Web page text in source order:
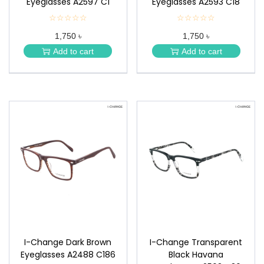
☆☆☆☆☆
★
★
★
★
1,750 ৳
Add to cart
☆☆☆☆☆
★
★
★
★
1,750 ৳
Add to cart
I-Change Dark Brown
Eyeglasses A2488 C186
I-Change Transparent
Black Havana